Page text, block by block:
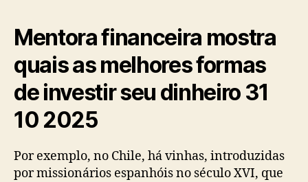
Mentora financeira mostra
quais as melhores formas
de investir seu dinheiro 31
10 2025
Por exemplo, no Chile, há vinhas, introduzidas
por missionários espanhóis no século XVI, que